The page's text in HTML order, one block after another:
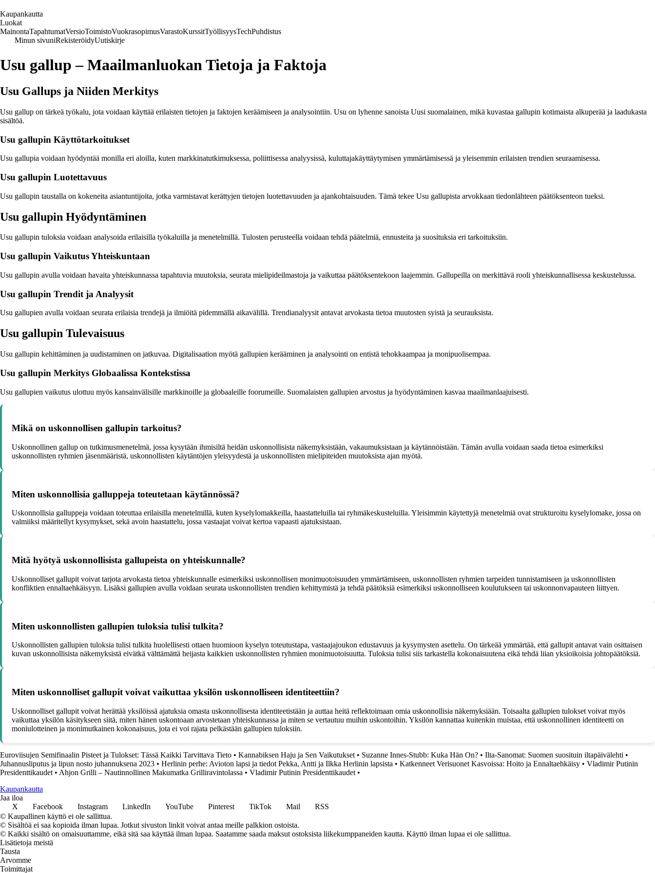
Kaupankautta
Luokat
MainontaTapahtumatVersioToimistoVuokrasopimusVarastoKurssitTyöllisyysTechPuhdistus
Minun sivuniRekisteröidyUutiskirje
Usu gallup – Maailmanluokan Tietoja ja Faktoja
Usu Gallups ja Niiden Merkitys
Usu gallup on tärkeä työkalu, jota voidaan käyttää erilaisten tietojen ja faktojen keräämiseen ja analysointiin. Usu on lyhenne sanoista Uusi suomalainen, mikä kuvastaa gallupin kotimaista alkuperää ja laadukasta
sisältöä.
Usu gallupin Käyttötarkoitukset
Usu gallupia voidaan hyödyntää monilla eri aloilla, kuten markkinatutkimuksessa, poliittisessa analyysissä, kuluttajakäyttäytymisen ymmärtämisessä ja yleisemmin erilaisten trendien seuraamisessa.
Usu gallupin Luotettavuus
Usu gallupin taustalla on kokeneita asiantuntijoita, jotka varmistavat kerättyjen tietojen luotettavuuden ja ajankohtaisuuden. Tämä tekee Usu gallupista arvokkaan tiedonlähteen päätöksenteon tueksi.
Usu gallupin Hyödyntäminen
Usu gallupin tuloksia voidaan analysoida erilaisilla työkaluilla ja menetelmillä. Tulosten perusteella voidaan tehdä päätelmiä, ennusteita ja suosituksia eri tarkoituksiin.
Usu gallupin Vaikutus Yhteiskuntaan
Usu gallupin avulla voidaan havaita yhteiskunnassa tapahtuvia muutoksia, seurata mielipideilmastoja ja vaikuttaa päätöksentekoon laajemmin. Gallupeilla on merkittävä rooli yhteiskunnallisessa keskustelussa.
Usu gallupin Trendit ja Analyysit
Usu gallupien avulla voidaan seurata erilaisia trendejä ja ilmiöitä pidemmällä aikavälillä. Trendianalyysit antavat arvokasta tietoa muutosten syistä ja seurauksista.
Usu gallupin Tulevaisuus
Usu gallupin kehittäminen ja uudistaminen on jatkuvaa. Digitalisaation myötä gallupien kerääminen ja analysointi on entistä tehokkaampaa ja monipuolisempaa.
Usu gallupin Merkitys Globaalissa Kontekstissa
Usu gallupien vaikutus ulottuu myös kansainvälisille markkinoille ja globaaleille foorumeille. Suomalaisten gallupien arvostus ja hyödyntäminen kasvaa maailmanlaajuisesti.
Mikä on uskonnollisen gallupin tarkoitus?
Uskonnollinen gallup on tutkimusmenetelmä, jossa kysytään ihmisiltä heidän uskonnollisista näkemyksistään, vakaumuksistaan ja käytännöistään. Tämän avulla voidaan saada tietoa esimerkiksi
uskonnollisten ryhmien jäsenmääristä, uskonnollisten käytäntöjen yleisyydestä ja uskonnollisten mielipiteiden muutoksista ajan myötä.
Miten uskonnollisia galluppeja toteutetaan käytännössä?
Uskonnollisia galluppeja voidaan toteuttaa erilaisilla menetelmillä, kuten kyselylomakkeilla, haastatteluilla tai ryhmäkeskusteluilla. Yleisimmin käytettyjä menetelmiä ovat strukturoitu kyselylomake, jossa on
valmiiksi määritellyt kysymykset, sekä avoin haastattelu, jossa vastaajat voivat kertoa vapaasti ajatuksistaan.
Mitä hyötyä uskonnollisista gallupeista on yhteiskunnalle?
Uskonnolliset gallupit voivat tarjota arvokasta tietoa yhteiskunnalle esimerkiksi uskonnollisen monimuotoisuuden ymmärtämiseen, uskonnollisten ryhmien tarpeiden tunnistamiseen ja uskonnollisten
konfliktien ennaltaehkäisyyn. Lisäksi gallupien avulla voidaan seurata uskonnollisten trendien kehittymistä ja tehdä päätöksiä esimerkiksi uskonnolliseen koulutukseen tai uskonnonvapauteen liittyen.
Miten uskonnollisten gallupien tuloksia tulisi tulkita?
Uskonnollisten gallupien tuloksia tulisi tulkita huolellisesti ottaen huomioon kyselyn toteutustapa, vastaajajoukon edustavuus ja kysymysten asettelu. On tärkeää ymmärtää, että gallupit antavat vain osittaisen
kuvan uskonnollisista näkemyksistä eivätkä välttämättä heijasta kaikkien uskonnollisten ryhmien monimuotoisuutta. Tuloksia tulisi siis tarkastella kokonaisuutena eikä tehdä liian yksioikoisia johtopäätöksiä.
Miten uskonnolliset gallupit voivat vaikuttaa yksilön uskonnolliseen identiteettiin?
Uskonnolliset gallupit voivat herättää yksilöissä ajatuksia omasta uskonnollisesta identiteetistään ja auttaa heitä reflektoimaan omia uskonnollisia näkemyksiään. Toisaalta gallupien tulokset voivat myös
vaikuttaa yksilön käsitykseen siitä, miten hänen uskontoaan arvostetaan yhteiskunnassa ja miten se vertautuu muihin uskontoihin. Yksilön kannattaa kuitenkin muistaa, että uskonnollinen identiteetti on
moniulotteinen ja monimutkainen kokonaisuus, jota ei voi rajata pelkästään gallupien tuloksiin.
Euroviisujen Semifinaalin Pisteet ja Tulokset: Tässä Kaikki Tarvittava Tieto • Kannabiksen Haju ja Sen Vaikutukset • Suzanne Innes-Stubb: Kuka Hän On? • Ilta-Sanomat: Suomen suosituin iltapäivälehti •
Juhannusliputus ja lipun nosto juhannuksena 2023 • Herlinin perhe: Avioton lapsi ja tiedot Pekka, Antti ja Ilkka Herlinin lapsista • Katkenneet Verisuonet Kasvoissa: Hoito ja Ennaltaehkäisy • Vladimir Putinin
Presidenttikaudet • Ahjon Grilli – Nautinnollinen Makumatka Grilliravintolassa • Vladimir Putinin Presidenttikaudet •
Kaupankautta
Jaa iloa
X
Facebook Instagram LinkedIn YouTube Pinterest TikTok Mail
RSS
© Kaupallinen käyttö ei ole sallittua.
© Sisältöä ei saa kopioida ilman lupaa. Jotkut sivuston linkit voivat antaa meille palkkion ostoista.
© Kaikki sisältö on omaisuuttamme, eikä sitä saa käyttää ilman lupaa. Saatamme saada maksut ostoksista liikekumppaneiden kautta. Käyttö ilman lupaa ei ole sallittua.
Lisätietoja meistä
Tausta
Arvomme
Toimittajat